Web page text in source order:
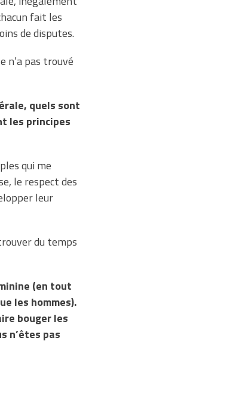
fait les
de disputes.
n’a pas trouvé
quels sont
les principes
qui me
le respect des
leur
du temps
(en tout
les hommes).
bouger les
n’êtes pas